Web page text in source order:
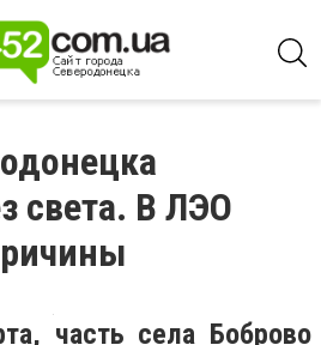
света. В ЛЭО
часть села Боброво